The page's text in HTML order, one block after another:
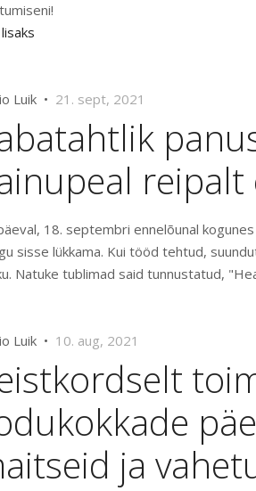
Luik • 21. sept, 2021
reipalt
18. septembri ennelõunal
sisse lükkama. Kui tööd tehtud,
Natuke tublimad said tunnustatud,
Luik • 10. aug, 2021
ja